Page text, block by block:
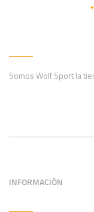
Somos Wolf Sport la
INFORMACIÓN